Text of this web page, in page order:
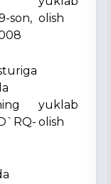
son, olish
yuklab
olish